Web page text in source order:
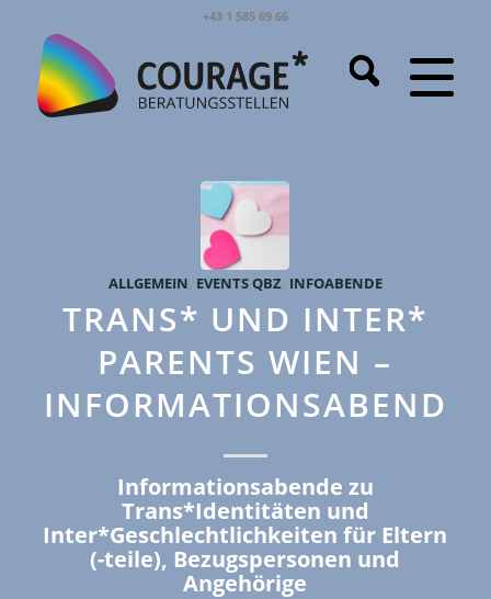
+43 1 585 69 66
ALLGEMEIN, EVENTS QBZ, INFOABENDE
TRANS* UND INTER*
PARENTS WIEN –
INFORMATIONSABEND
Informationsabende zu
Trans*Identitäten und
Inter*Geschlechtlichkeiten für Eltern
(-teile), Bezugspersonen und
Angehörige